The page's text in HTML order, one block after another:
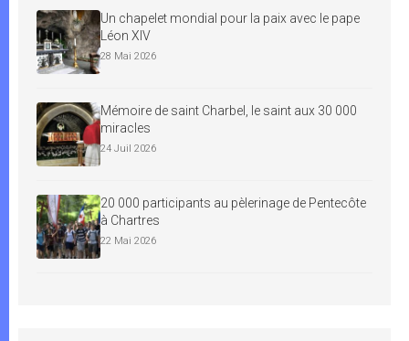
Un chapelet mondial pour la paix avec le pape
Léon XIV
28 Mai 2026
Mémoire de saint Charbel, le saint aux 30 000
miracles
24 Juil 2026
20 000 participants au pèlerinage de Pentecôte
à Chartres
22 Mai 2026